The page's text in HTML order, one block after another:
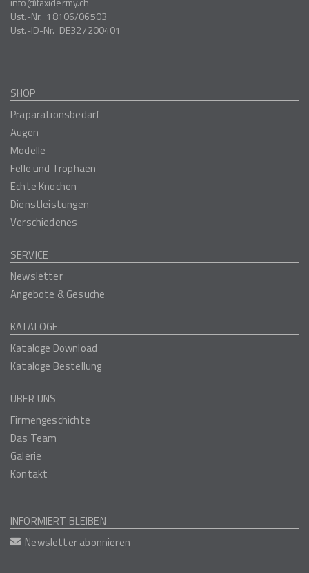
Ust.-Nr. 18106/06503
Ust.-ID-Nr. DE327200401
SHOP
Präparationsbedarf
Augen
Modelle
Felle und Trophäen
Echte Knochen
Dienstleistungen
Verschiedenes
SERVICE
Newsletter
Angebote & Gesuche
KATALOGE
Kataloge Download
Kataloge Bestellung
ÜBER UNS
Firmengeschichte
Das Team
Galerie
Kontakt
INFORMIERT BLEIBEN
Newsletter abonnieren